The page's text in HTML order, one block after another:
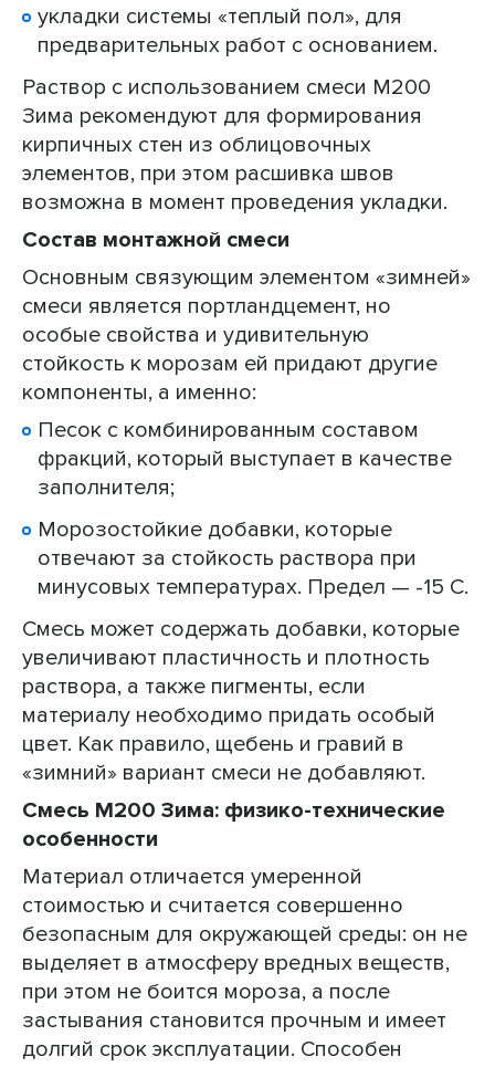
укладки системы «теплый пол», для
предварительных работ с основанием.
Раствор с использованием смеси М200
Зима рекомендуют для формирования
кирпичных стен из облицовочных
элементов, при этом расшивка швов
возможна в момент проведения укладки.
Состав монтажной смеси
Основным связующим элементом «зимней»
смеси является портландцемент, но
особые свойства и удивительную
стойкость к морозам ей придают другие
компоненты, а именно:
Песок с комбинированным составом
фракций, который выступает в качестве
заполнителя;
Морозостойкие добавки, которые
отвечают за стойкость раствора при
минусовых температурах. Предел — -15 С.
Смесь может содержать добавки, которые
увеличивают пластичность и плотность
раствора, а также пигменты, если
материалу необходимо придать особый
цвет. Как правило, щебень и гравий в
«зимний» вариант смеси не добавляют.
Смесь М200 Зима: физико-технические
особенности
Материал отличается умеренной
стоимостью и считается совершенно
безопасным для окружающей среды: он не
выделяет в атмосферу вредных веществ,
при этом не боится мороза, а после
застывания становится прочным и имеет
долгий срок эксплуатации. Способен